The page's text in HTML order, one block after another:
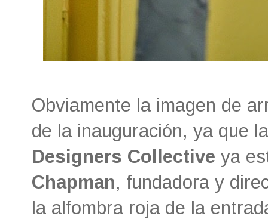
Obviamente la imagen de
de la inauguración, ya que
Designers Collective ya
Chapman, fundadora y
la alfombra roja de la